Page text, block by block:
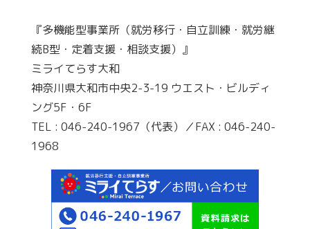
『多機能型事業所（就労移行・自立訓練・就労継
続B型・定着支援・相談支援）』
ミライてらす大和
神奈川県大和市中央2-3-19 ウエスト・ビルディ
ング5F・6F
TEL : 046-240-1967（代表）／FAX : 046-240-
1968